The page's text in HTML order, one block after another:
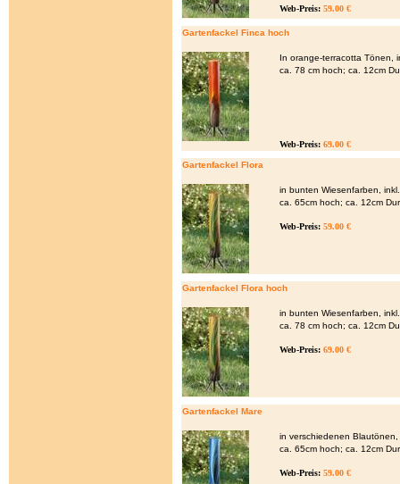
Web-Preis: 59.00 €
Gartenfackel Finca hoch
In orange-terracotta Tönen,
ca. 78 cm hoch; ca. 12cm
Web-Preis: 69.00 €
Gartenfackel Flora
in bunten Wiesenfarben,
ca. 65cm hoch; ca. 12cm
Web-Preis: 59.00 €
Gartenfackel Flora hoch
in bunten Wiesenfarben,
ca. 78 cm hoch; ca. 12cm
Web-Preis: 69.00 €
Gartenfackel Mare
in verschiedenen
ca. 65cm hoch; ca. 12cm
Web-Preis: 59.00 €